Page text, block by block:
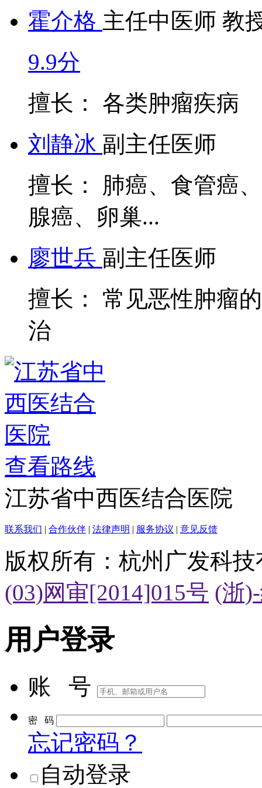
霍介格 主任中医师 教
9.9分
擅长： 各类肿瘤疾病
刘静冰 副主任医师
擅长： 肺癌、食管癌
腺癌、卵巢...
廖世兵 副主任医师
擅长： 常见恶性肿瘤
治
查看路线
江苏省中西医结合医院
联系我们 | 合作伙伴 | 法律声明 | 服务协议 | 意见反馈
版权所有：杭州广发科
(03)网审[2014]015号 (浙
用户登录
账 号
密 码
忘记密码？
自动登录